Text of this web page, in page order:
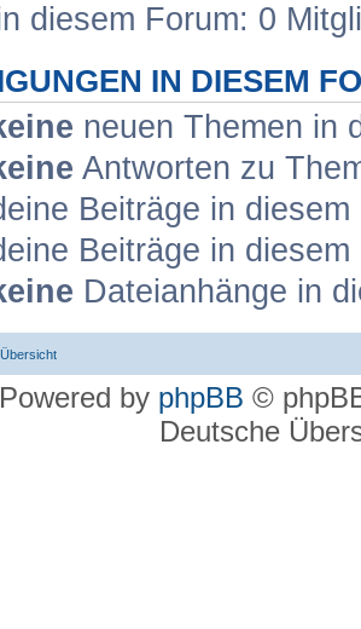
diesem Forum: 0
IN DIESEM
neuen Themen in
Antworten zu
Beiträge in
Beiträge in
Dateianhänge in
Powered by phpBB ©
Deutsche